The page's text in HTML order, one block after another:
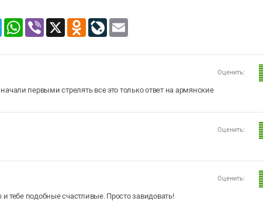
TelegramWhatsApp
Viber X Odnoklassniki
LiveJournal
Оценить:
первыми стрелять все это только ответ на армянские
Оценить:
Оценить:
и тебе подобные счастливые. Просто завидовать!